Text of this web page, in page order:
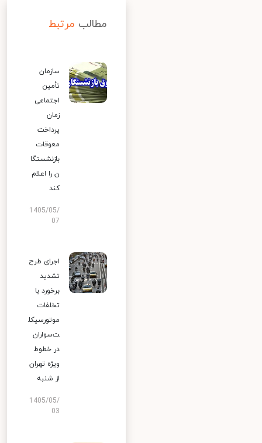
مطالب مرتبط
سازمان
تأمین
اجتماعی
زمان
پرداخت
معوقات
بازنشستگا
ن را اعلام
کند
1405/05/
07
اجرای طرح
تشدید
برخورد با
تخلفات
موتورسیکل
ت‌سواران
در خطوط
ویژه تهران
از شنبه
1405/05/
03